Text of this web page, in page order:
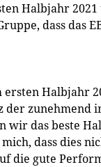
Halbjahr 2021
dass das
Halbjahr
der
wir das beste
dass dies
die gute